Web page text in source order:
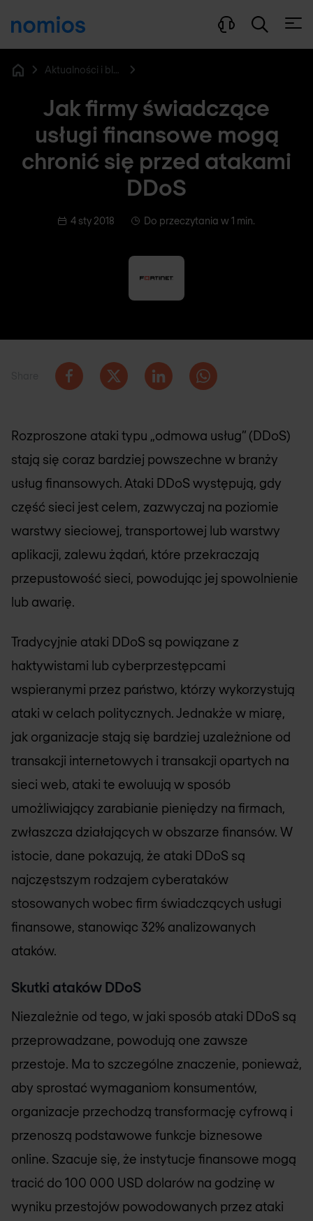
Aktualności i blog
Jak firmy świadczące
usługi finansowe mogą
chronić się przed atakami
DDoS
4 sty 2018 Do przeczytania w 1 min.
Rozproszone ataki typu „odmowa usług” (DDoS)
stają się coraz bardziej powszechne w branży
usług finansowych. Ataki DDoS występują, gdy
część sieci jest celem, zazwyczaj na poziomie
warstwy sieciowej, transportowej lub warstwy
aplikacji, zalewu żądań, które przekraczają
przepustowość sieci, powodując jej spowolnienie
lub awarię.
Tradycyjnie ataki DDoS są powiązane z
haktywistami lub cyberprzestępcami
wspieranymi przez państwo, którzy wykorzystują
ataki w celach politycznych. Jednakże w miarę,
jak organizacje stają się bardziej uzależnione od
transakcji internetowych i transakcji opartych na
sieci web, ataki te ewoluują w sposób
umożliwiający zarabianie pieniędzy na firmach,
zwłaszcza działających w obszarze finansów. W
istocie, dane pokazują, że ataki DDoS są
najczęstszym rodzajem cyberataków
stosowanych wobec firm świadczących usługi
finansowe, stanowiąc 32% analizowanych
ataków.
Skutki ataków DDoS
Niezależnie od tego, w jaki sposób ataki DDoS są
przeprowadzane, powodują one zawsze
przestoje. Ma to szczególne znaczenie, ponieważ,
aby sprostać wymaganiom konsumentów,
organizacje przechodzą transformację cyfrową i
przenoszą podstawowe funkcje biznesowe
online. Szacuje się, że instytucje finansowe mogą
tracić do 100 000 USD dolarów na godzinę w
wyniku przestojów powodowanych przez ataki